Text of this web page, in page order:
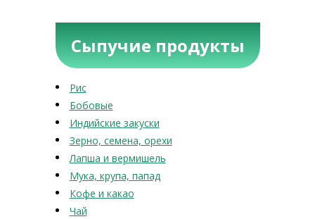
Сыпучие продукты
Рис
Бобовые
Индийские закуски
Зерно, семена, орехи
Лапша и вермишель
Мука, крупа, папад
Кофе и какао
Чай